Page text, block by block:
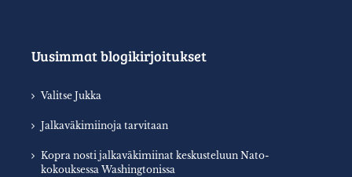
Uusimmat blogikirjoitukset
Valitse Jukka
Jalkaväkimiinoja tarvitaan
Kopra nosti jalkaväkimiinat keskusteluun Nato-
kokouksessa Washingtonissa